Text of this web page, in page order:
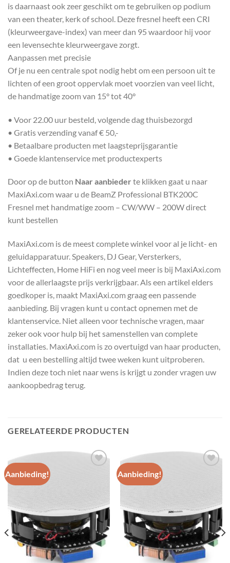
is daarnaast ook zeer geschikt om te gebruiken op podium
van een theater, kerk of school. Deze fresnel heeft een CRI
(kleurweergave-index) van meer dan 95 waardoor hij voor
een levensechte kleurweergave zorgt.
Aanpassen met precisie
Of je nu een centrale spot nodig hebt om een persoon uit te
lichten of een groot oppervlak moet voorzien van veel licht,
de handmatige zoom van 15° tot 40°
• Voor 22.00 uur besteld, volgende dag thuisbezorgd
• Gratis verzending vanaf € 50,-
• Betaalbare producten met laagsteprijsgarantie
• Goede klantenservice met productexperts
Door op de button Naar aanbieder te klikken gaat u naar
MaxiAxi.com waar u de BeamZ Professional BTK200C
Fresnel met handmatige zoom – CW/WW – 200W direct
kunt bestellen
MaxiAxi.com is de meest complete winkel voor al je licht- en
geluidapparatuur. Speakers, DJ Gear, Versterkers,
Lichteffecten, Home HiFi en nog veel meer is bij MaxiAxi.com
voor de allerlaagste prijs verkrijgbaar. Als een artikel elders
goedkoper is, maakt MaxiAxi.com graag een passende
aanbieding. Bij vragen kunt u contact opnemen met de
klantenservice. Niet alleen voor technische vragen, maar
zeker ook voor hulp bij het samenstellen van complete
installaties. MaxiAxi.com is zo overtuigd van haar producten,
dat u een bestelling altijd twee weken kunt uitproberen.
Indien deze toch niet naar wens is krijgt u zonder vragen uw
aankoopbedrag terug.
GERELATEERDE PRODUCTEN
Aanbieding!
Toevoegen
aan
wenslijst
Aanbieding!
Toevoegen
aan
wenslijst